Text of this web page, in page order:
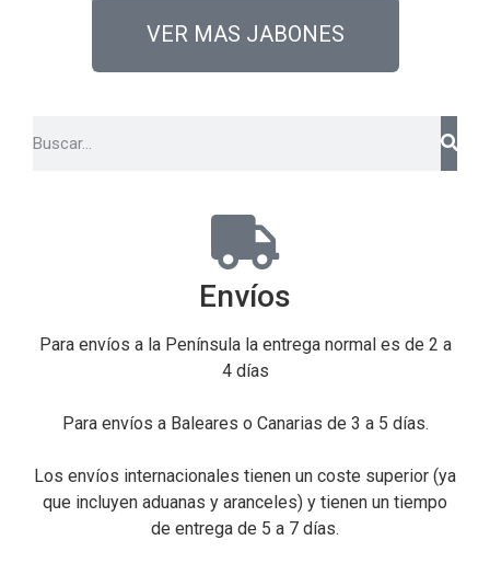
VER MAS JABONES
Envíos
Para envíos a la Península la entrega normal es de 2 a
4 días
Para envíos a Baleares o Canarias de 3 a 5 días.
Los envíos internacionales tienen un coste superior (ya
que incluyen aduanas y aranceles) y tienen un tiempo
de entrega de 5 a 7 días.